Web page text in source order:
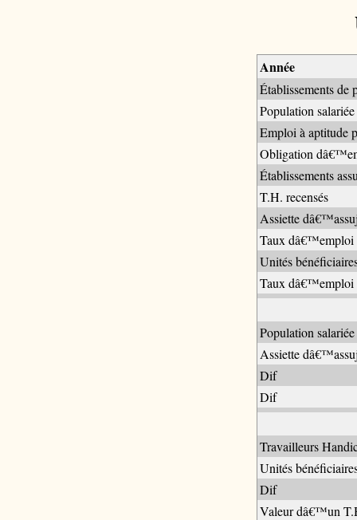
Année
Établissements de
Population salariée
Emploi à aptitude
Obligation
Établissements
T.H. recensés
Assiette
Taux dâ€™emploi
Unités
Taux dâ€™emploi
Population
Assiette
Dif
Dif
Travailleurs
Unités
Dif
Valeur dâ€™un